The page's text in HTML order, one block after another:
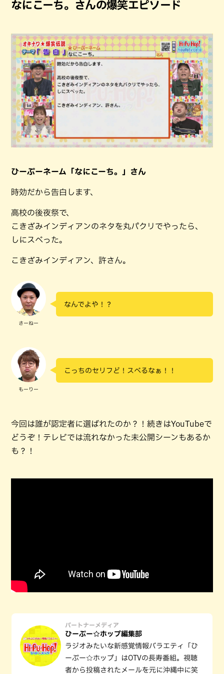
なにこーち。さんの爆笑エピソード
ひーぷーネーム「なにこーち。」さん
時効だから告白します、
高校の後夜祭で、
こきざみインディアンのネタを丸パクリでやったら、
しにスベった。
こきざみインディアン、許さん。
さーねー
なんでよや！？
もーりー
こっちのセリフど！スベるなぁ！！
今回は誰が認定者に選ばれたのか？！続きはYouTubeで
どうぞ！テレビでは流れなかった未公開シーンもあるか
も？！
パートナーメディア
ひーぷー☆ホップ編集部
ラジオみたいな新感覚情報バラエティ「ひ
ーぷー☆ホップ」はOTVの長寿番組。視聴
者から投稿されたメールを元に沖縄中に笑